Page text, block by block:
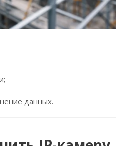
данных.